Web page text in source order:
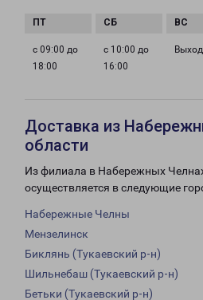
с 09:00 до
18:00
с 10:00 до
16:00
Доставка из
области
Из филиала в Набережных
осуществляется в следующие
Набережные Челны
Мензелинск
Биклянь (Тукаевский р-н)
Шильнебаш (Тукаевский р-н)
Бетьки (Тукаевский р-н)